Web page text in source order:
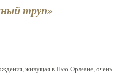
труп»
живущая в Нью-Орлеане, очень